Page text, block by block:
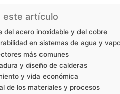
este artículo
del acero inoxidable y del cobre
en sistemas de agua y
más comunes
y diseño de calderas
y vida económica
de los materiales y procesos